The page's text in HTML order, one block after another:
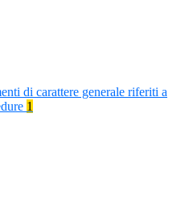
di carattere generale riferiti a
1